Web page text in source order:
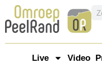
Live Video